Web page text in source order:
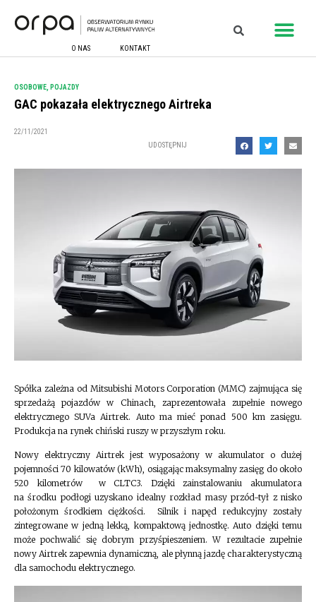
O NAS KONTAKT
OSOBOWE POJAZDY
GAC pokazała elektrycznego Airtreka
22/11/2021
UDOSTĘPNIJ
Spółka zależna od Mitsubishi Motors Corporation (MMC) zajmująca się
sprzedażą pojazdów w Chinach, zaprezentowała zupełnie nowego
elektrycznego SUVa Airtrek. Auto ma mieć ponad 500 km zasięgu.
Produkcja na rynek chiński ruszy w przyszłym roku.
Nowy elektryczny Airtrek jest wyposażony w akumulator o dużej
pojemności 70 kilowatów (kWh), osiągając maksymalny zasięg do około
520 kilometrów w CLTC3. Dzięki zainstalowaniu akumulatora
na środku podłogi uzyskano idealny rozkład masy przód-tył z nisko
położonym środkiem ciężkości. Silnik i napęd redukcyjny zostały
zintegrowane w jedną lekką, kompaktową jednostkę. Auto dzięki temu
może pochwalić się dobrym przyśpieszeniem. W rezultacie zupełnie
nowy Airtrek zapewnia dynamiczną, ale płynną jazdę charakterystyczną
dla samochodu elektrycznego.